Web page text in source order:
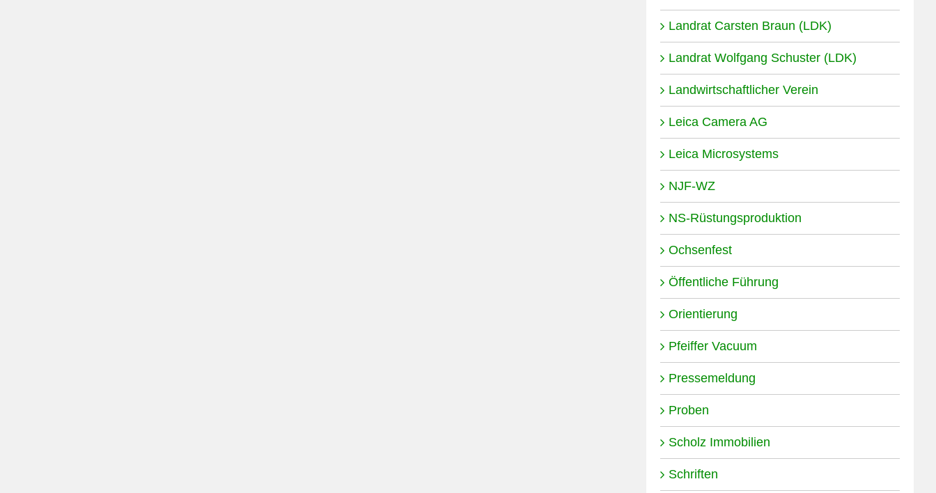
Landrat Carsten Braun (LDK)
Landrat Wolfgang Schuster (LDK)
Landwirtschaftlicher Verein
Leica Camera AG
Leica Microsystems
NJF-WZ
NS-Rüstungsproduktion
Ochsenfest
Öffentliche Führung
Orientierung
Pfeiffer Vacuum
Pressemeldung
Proben
Scholz Immobilien
Schriften